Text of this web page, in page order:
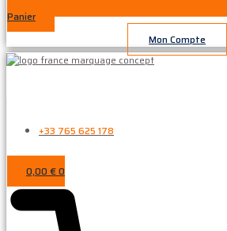
Panier
Mon Compte
+33 765 625 178
0,00 €0